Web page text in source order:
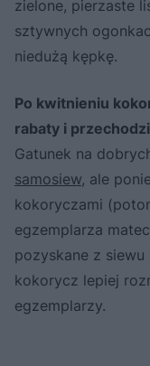
zielone, pierzaste
sztywnych
niedużą kępkę.
Po kwitnieniu
rabaty i
Gatunek na
samosiew, ale
kokoryczami
egzemplarza
pozyskane z
kokorycz lepiej
egzemplarzy.